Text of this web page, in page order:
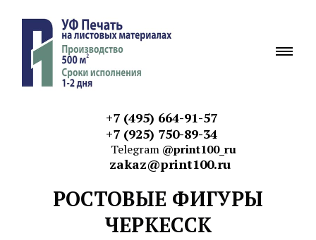
+7 (495) 664-91-57
+7 (925) 750-89-34
Telegram @print100_ru
zakaz@print100.ru
РОСТОВЫЕ ФИГУРЫ
ЧЕРКЕССК